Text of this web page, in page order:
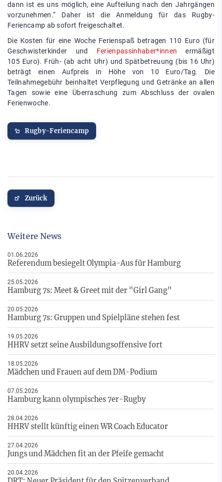
dann ist es uns möglich, eine Aufteilung nach den Jahrgängen
vorzunehmen.“ Daher ist die Anmeldung für das Rugby-
Feriencamp ab sofort freigeschaltet.
Die Kosten für eine Woche Ferienspaß betragen 110 Euro (für
Geschwisterkinder und Ferienpassinhaber*innen ermäßigt
105 Euro). Früh- (ab acht Uhr) und Spätbetreuung (bis 16 Uhr)
beträgt einen Aufpreis in Höhe von 10 Euro/Tag. Die
Teilnahmegebühr beinhaltet Verpflegung und Getränke an allen
Tagen sowie eine Überraschung zum Abschluss der ovalen
Ferienwoche.
Rugby-Feriencamp
Zurück
Weitere News
01.06.2026
Referendum besiegelt Olympia-Aus für Hamburg
25.05.2026
Hamburg 7s: Meet & Greet mit der "Girl Gang"
20.05.2026
Hamburg 7s: Gruppen und Spielpläne stehen fest
19.05.2026
HHRV setzt seine Ausbildungsoffensive fort
18.05.2026
Mädchen und Frauen auf dem DM-Podium
07.05.2026
Hamburg kann olympisches 7er-Rugby
28.04.2026
HHRV stellt künftig einen WR Coach Educator
27.04.2026
Jungs und Mädchen fit an der Pfeife gemacht
20.04.2026